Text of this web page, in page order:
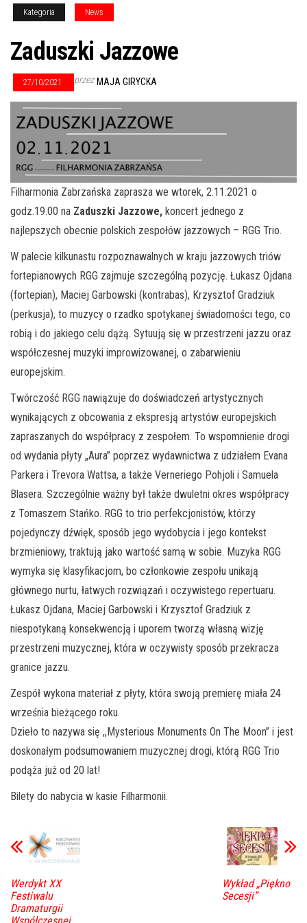
Kategoria News
Zaduszki Jazzowe
27/10/2021 przez MAJA GIRYCKA
Filharmonia Zabrzańska zaprasza we wtorek, 2.11.2021 o
godz.19.00 na Zaduszki Jazzowe, koncert jednego z
najlepszych obecnie polskich zespołów jazzowych – RGG Trio.
W palecie kilkunastu rozpoznawalnych w kraju jazzowych triów
fortepianowych RGG zajmuje szczególną pozycję. Łukasz Ojdana
(fortepian), Maciej Garbowski (kontrabas), Krzysztof Gradziuk
(perkusja), to muzycy o rzadko spotykanej świadomości tego, co
robią i do jakiego celu dążą. Sytuują się w przestrzeni jazzu oraz
współczesnej muzyki improwizowanej, o zabarwieniu
europejskim.
Twórczość RGG nawiązuje do doświadczeń artystycznych
wynikających z obcowania z ekspresją artystów europejskich
zapraszanych do współpracy z zespołem. To wspomnienie drogi
od wydania płyty „Aura” poprzez wydawnictwa z udziałem Evana
Parkera i Trevora Wattsa, a także Verneriego Pohjoli i Samuela
Blasera. Szczególnie ważny był także dwuletni okres współpracy
z Tomaszem Stańko. RGG to trio perfekcjonistów, którzy
pojedynczy dźwięk, sposób jego wydobycia i jego kontekst
brzmieniowy, traktują jako wartość samą w sobie. Muzyka RGG
wymyka się klasyfikacjom, bo członkowie zespołu unikają
głównego nurtu, łatwych rozwiązań i oczywistego repertuaru.
Łukasz Ojdana, Maciej Garbowski i Krzysztof Gradziuk z
niespotykaną konsekwencją i uporem tworzą własną wizję
przestrzeni muzycznej, która w oczywisty sposób przekracza
granice jazzu.
Zespół wykona materiał z płyty, która swoją premierę miała 24
września bieżącego roku.
Dzieło to nazywa się ,,Mysterious Monuments On The Moon” i jest
doskonałym podsumowaniem muzycznej drogi, którą RGG Trio
podąża już od 20 lat!
Bilety do nabycia w kasie Filharmonii.
Werdykt XX
Festiwalu
Dramaturgii
Współczesnej
Wykład „Piękno
Secesji”